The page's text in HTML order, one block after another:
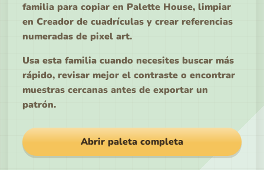
familia para copiar en Palette House, limpiar
en Creador de cuadrículas y crear referencias
numeradas de pixel art.
Usa esta familia cuando necesites buscar más
rápido, revisar mejor el contraste o encontrar
muestras cercanas antes de exportar un
patrón.
Abrir paleta completa